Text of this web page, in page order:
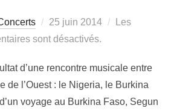
25 juin 2014
Les
sont désactivés.
d’une rencontre musicale entre
de l’Ouest : le Nigeria, le Burkina
voyage au Burkina Faso, Segun